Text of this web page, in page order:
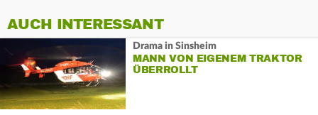
AUCH INTERESSANT
Drama in Sinsheim
MANN VON EIGENEM TRAKTOR
ÜBERROLLT